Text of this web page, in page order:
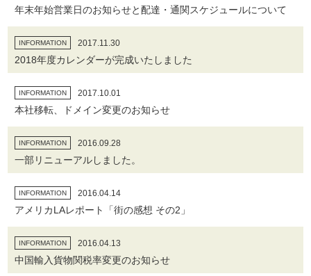
年末年始営業日のお知らせと配達・通関スケジュールについて
INFORMATION 2017.11.30
2018年度カレンダーが完成いたしました
INFORMATION 2017.10.01
本社移転、ドメイン変更のお知らせ
INFORMATION 2016.09.28
一部リニューアルしました。
INFORMATION 2016.04.14
アメリカLAレポート「街の感想 その2」
INFORMATION 2016.04.13
中国輸入貨物関税率変更のお知らせ